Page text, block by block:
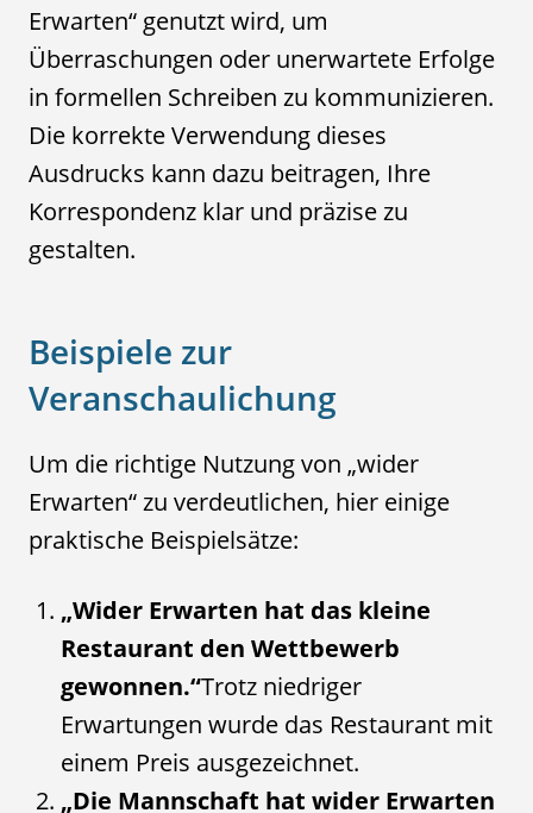
Erwarten“ genutzt wird, um
Überraschungen oder unerwartete Erfolge
in formellen Schreiben zu kommunizieren.
Die korrekte Verwendung dieses
Ausdrucks kann dazu beitragen, Ihre
Korrespondenz klar und präzise zu
gestalten.
Beispiele zur
Veranschaulichung
Um die richtige Nutzung von „wider
Erwarten“ zu verdeutlichen, hier einige
praktische Beispielsätze:
„Wider Erwarten hat das kleine
Restaurant den Wettbewerb
gewonnen.“Trotz niedriger
Erwartungen wurde das Restaurant mit
einem Preis ausgezeichnet.
„Die Mannschaft hat wider Erwarten